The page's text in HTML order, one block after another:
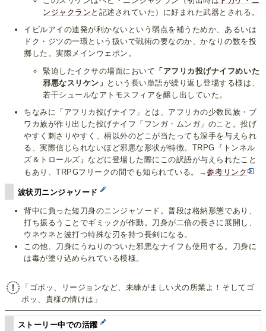
ンジャクラン と記述されていた）に好まれた武器とされる。
イビルアイの連発が利かないという弱点を補うためか、あるいは
ドク・ジツの一環という扱いで戦術の要なのか、かなりの数を投
擲した。実際メインウェポン。
緊迫したイクサの場面において 「アフリカ投げナイフめいた
邪悪なスリケン」 という長い単語が繰り返し登場する様は、
若干シュールなアトモスフィアを醸し出していた。
ちなみに「アフリカ投げナイフ」とは、アフリカの少数民族・ブ
ワカ族が作り出した投げナイフ「フンガ・ムンガ」のこと。投げ
やすく刺さりやすく、柄以外のどこが当たっても深手を与えられ
る、実際信じられないほど邪悪な形状が特徴。TRPG『トンネル
ズ＆トロールズ』などに登場した際にこの訳語が与えられたこと
もあり、TRPGフリークの間でも知られている。→参考リンク
波状刃ニンジャソード
背中に負った短刀身のニンジャソード。普段は格納形態であり、
打ち振るうことでギミックが作動。刀身が二倍の長さに展開し、
ウネウネと波打つ特殊な刃を持つ長剣になる。
この他、刀身にうねりのついた邪悪なナイフも使用する。刀身に
は毒が塗り込められている模様。
「ゴボッ、リージョンなど、未練がましい犬の所業よ！そしてゴ
ボッ、貴様の情けは」
ストーリー中での活躍